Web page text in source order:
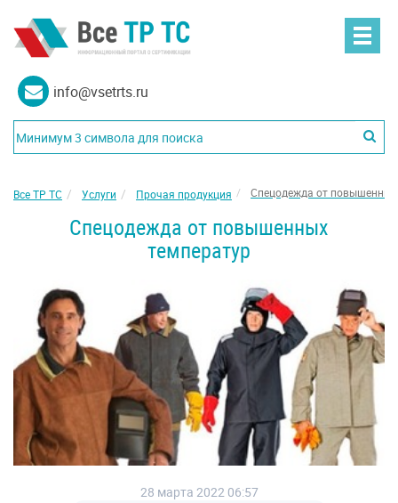
info@vsetrts.ru
Все ТР ТС Услуги Прочая продукция Спецодежда от повышенных
Спецодежда от повышенных
температур
28 марта 2022 06:57